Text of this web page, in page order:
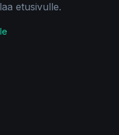
etusivulle.